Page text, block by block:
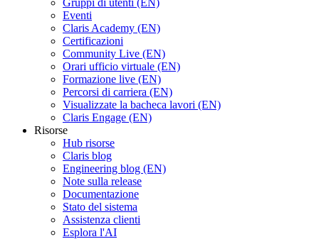
Eventi
Claris Academy (EN)
Certificazioni
Community Live (EN)
Orari ufficio virtuale (EN)
Formazione live (EN)
Percorsi di carriera (EN)
Visualizzate la bacheca lavori (EN)
Claris Engage (EN)
Risorse
Hub risorse
Claris blog
Engineering blog (EN)
Note sulla release
Documentazione
Stato del sistema
Assistenza clienti
Esplora l'AI